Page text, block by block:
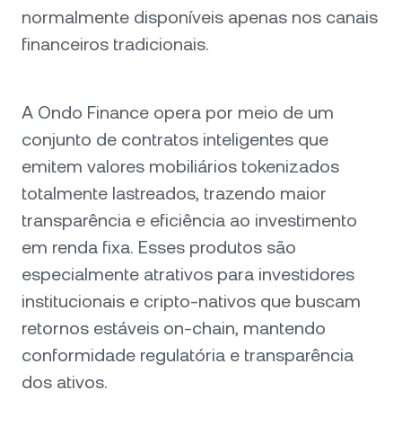
normalmente disponíveis apenas nos canais
financeiros tradicionais.
A Ondo Finance opera por meio de um
conjunto de contratos inteligentes que
emitem valores mobiliários tokenizados
totalmente lastreados, trazendo maior
transparência e eficiência ao investimento
em renda fixa. Esses produtos são
especialmente atrativos para investidores
institucionais e cripto-nativos que buscam
retornos estáveis on-chain, mantendo
conformidade regulatória e transparência
dos ativos.